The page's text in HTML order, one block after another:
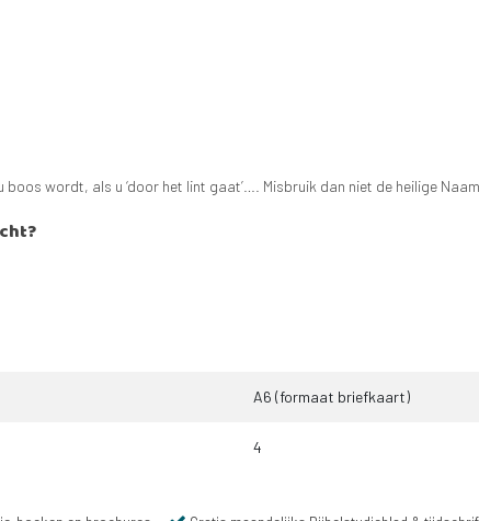
wordt, als u ‘door het lint gaat’…. Misbruik dan niet de heilige
A6 (formaat briefkaart)
4